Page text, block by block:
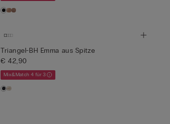
Triangel-BH Emma aus Spitze
€ 42,90
Mix&Match 4 für 3